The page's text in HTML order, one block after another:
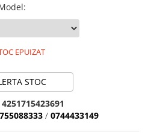
:
EPUIZAT
STOC
4251715423691
/ 0744433149